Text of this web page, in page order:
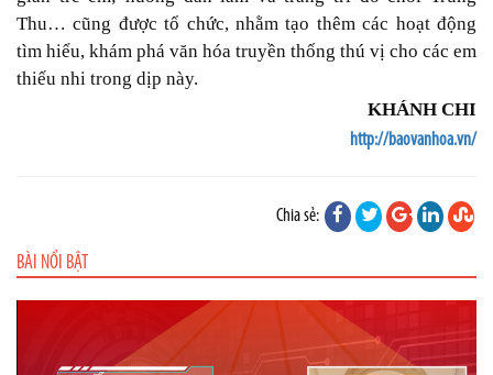
Thu… cũng được tổ chức, nhằm tạo thêm các hoạt động
tìm hiểu, khám phá văn hóa truyền thống thú vị cho các em
thiếu nhi trong dịp này.
KHÁNH CHI
http://baovanhoa.vn/
Chia sẻ:
BÀI NỔI BẬT